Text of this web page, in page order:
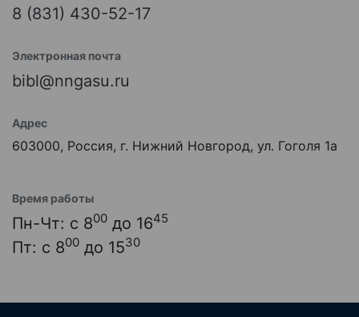
8 (831) 430-52-17
Электронная почта
bibl@nngasu.ru
Адрес
603000, Россия, г. Нижний Новгород, ул. Гоголя 1а
Время работы
Пн-Чт: с 800 до 1645
Пт: с 800 до 1530